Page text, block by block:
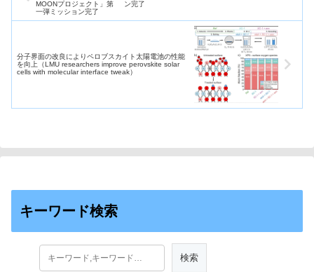
ン完了
分子界面の改良によりペロブスカイト太陽電池の性能
を向上（LMU researchers improve perovskite solar
cells with molecular interface tweak）
キーワード検索